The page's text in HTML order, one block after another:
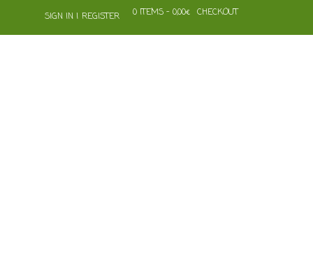
SIGN IN | REGISTER 0 ITEMS - 0,00€ CHECKOUT